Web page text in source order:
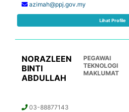
azimah@ppj.gov.my
Lihat Profile
NORAZLEEN
BINTI
ABDULLAH
PEGAWAI
TEKNOLOGI
MAKLUMAT
03-88877143